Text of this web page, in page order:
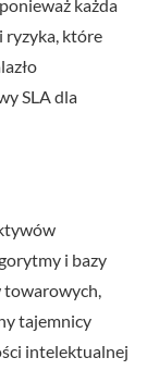
każda
ryzyka, które
SLA dla
i bazy
towarowych,
tajemnicy
intelektualnej